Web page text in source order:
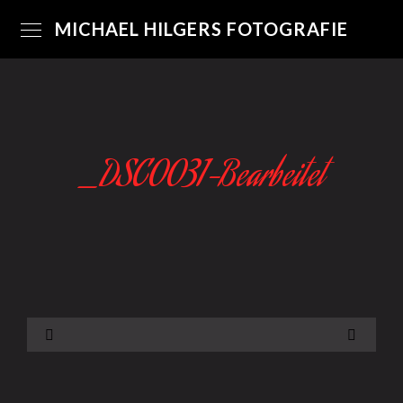
MICHAEL HILGERS FOTOGRAFIE
_DSC0031-Bearbeitet